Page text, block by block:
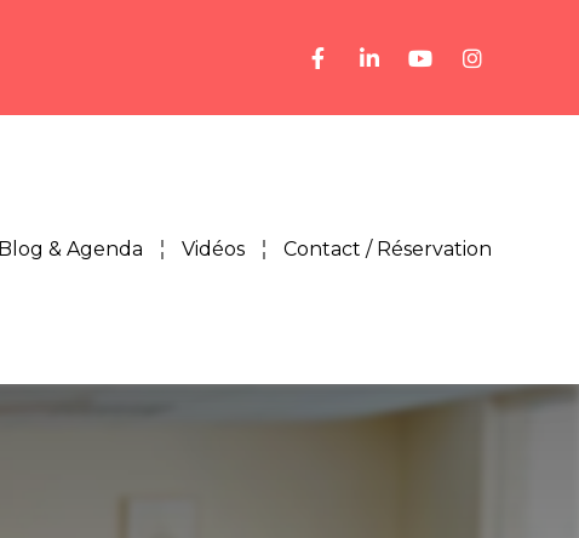
Blog & Agenda Vidéos Contact / Réservation